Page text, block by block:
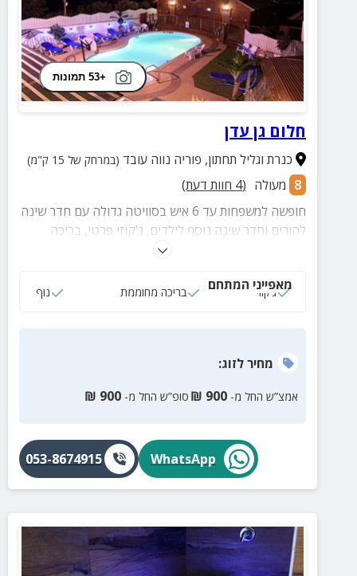
+53 תמונות
חלום גן עדן
כנרת וגליל תחתון, פוריה נווה עובד (במרחק של 15 ק"מ)
8 מעולה (
4 חוות דעת)
חופשה למשפחות עד 6 איש בסוויטה גדולה עם חדר שינה
להורים וחדר שינה נוסף לילדים, ג'קוזי פרטי, בריכה
מקורה ומחוממת, שולחן כדורגל, עמדת מנגל, מגוון פינות
מאפייני המתחם
ג‘קוזי בריכה מחוממת נוף
מחירלזוג:
אמצ”ש החל מ- 900
₪ סופ”ש החל מ- 900
₪
WhatsApp
053-8674915